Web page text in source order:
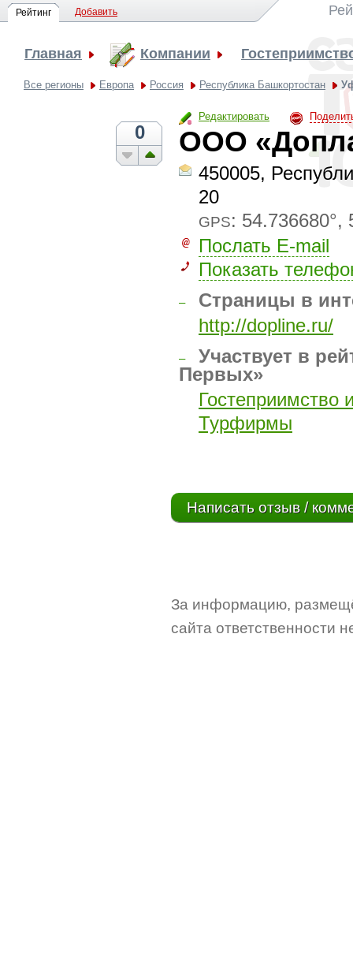
Рейтинг Добавить
Главная Компании
Все регионы Европа Россия Республика Башкортостан
Редактировать
0 ООО
450005,
20
GPS: 54.736680°,
Послать E-mail
Показать
–
Страницы в
http://dopline.ru/
–
Участвует в
Первых»
Гостеприимство
Турфирмы
Написать отзыв /
За информацию,
сайта ответственности